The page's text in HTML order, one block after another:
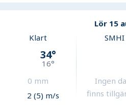
Lör 15
Klart
34°
16°
0 mm
2 (5) m/s
SMHI
Ingen
finns